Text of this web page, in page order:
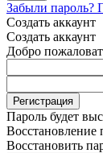
Забыли пароль?
Создать аккаунт
Создать аккаунт
Добро
Пароль будет
Восстановление
Восстановить